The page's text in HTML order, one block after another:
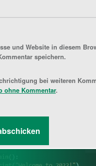
und Website in diesem
speichern.
bei weiteren
ohne Kommentar.